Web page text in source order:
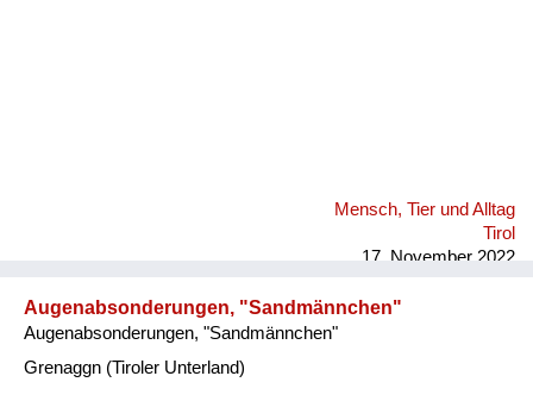
Mensch, Tier und Alltag
Tirol
17. November 2022
Augenabsonderungen, "Sandmännchen"
Augenabsonderungen, "Sandmännchen"
Grenaggn (Tiroler Unterland)